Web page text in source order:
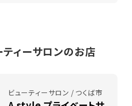
ィーサロンのお店
ビューティーサロン / つくば市